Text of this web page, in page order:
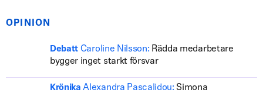
OPINION
Debatt Caroline Nilsson: Rädda medarbetare
bygger inget starkt försvar
Krönika Alexandra Pascalidou: Simona